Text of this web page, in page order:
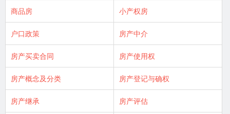
商品房 小产权房
户口政策 房产中介
房产买卖合同 房产使用权
房产概念及分类 房产登记与确权
房产继承 房产评估